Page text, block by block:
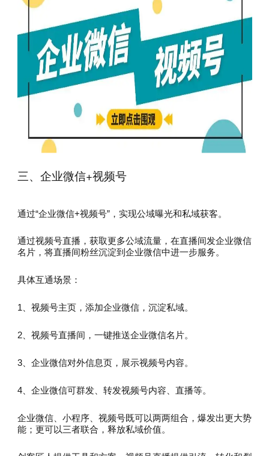
三、企业微信+视频号
通过“企业微信+视频号”，实现公域曝光和私域获客。
通过视频号直播，获取更多公域流量，在直播间发企业微信
名片，将直播间粉丝沉淀到企业微信中进一步服务。
具体互通场景：
1、视频号主页，添加企业微信，沉淀私域。
2、视频号直播间，一键推送企业微信名片。
3、企业微信对外信息页，展示视频号内容。
4、企业微信可群发、转发视频号内容、直播等。
企业微信、小程序、视频号既可以两两组合，爆发出更大势
能；更可以三者联合，释放私域价值。